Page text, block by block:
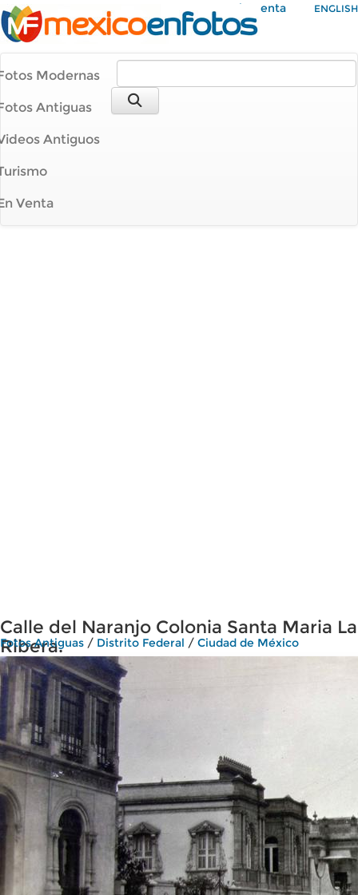
Mi Cuenta ENGLISH
Modernas
Antiguas
Antiguos
Venta
Calle del Naranjo Colonia Santa Maria La
Ribera.
Fotos Antiguas / Distrito Federal / Ciudad de México